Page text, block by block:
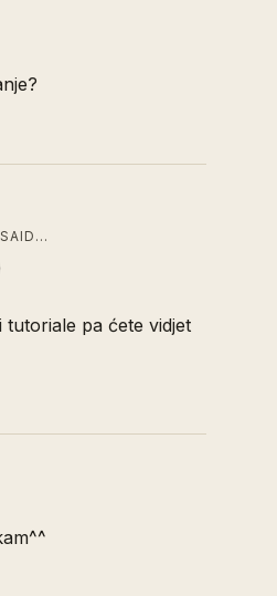
SAID…
pa ćete vidjet